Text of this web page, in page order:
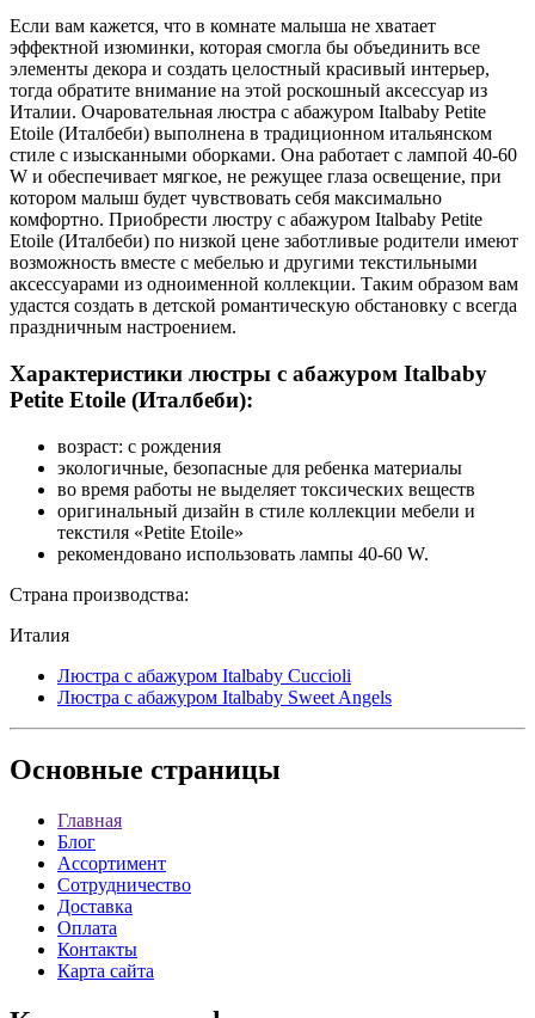
Если вам кажется, что в комнате малыша не хватает
эффектной изюминки, которая смогла бы объединить все
элементы декора и создать целостный красивый интерьер,
тогда обратите внимание на этой роскошный аксессуар из
Италии. Очаровательная люстра с абажуром Italbaby Petite
Etoile (Италбеби) выполнена в традиционном итальянском
стиле с изысканными оборками. Она работает с лампой 40-60
W и обеспечивает мягкое, не режущее глаза освещение, при
котором малыш будет чувствовать себя максимально
комфортно. Приобрести люстру с абажуром Italbaby Petite
Etoile (Италбеби) по низкой цене заботливые родители имеют
возможность вместе с мебелью и другими текстильными
аксессуарами из одноименной коллекции. Таким образом вам
удастся создать в детской романтическую обстановку с всегда
праздничным настроением.
Характеристики люстры с абажуром Italbaby
Petite Etoile (Италбеби):
возраст: с рождения
экологичные, безопасные для ребенка материалы
во время работы не выделяет токсических веществ
оригинальный дизайн в стиле коллекции мебели и
текстиля «Petite Etoile»
рекомендовано использовать лампы 40-60 W.
Страна производства:
Италия
Люстра с абажуром Italbaby Cuccioli
Люстра с абажуром Italbaby Sweet Angels
Основные страницы
Главная
Блог
Ассортимент
Сотрудничество
Доставка
Оплата
Контакты
Карта сайта